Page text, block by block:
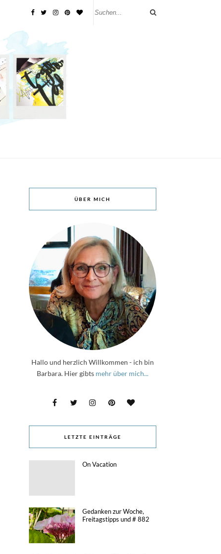
ÜBER MICH
Hallo und herzlich Willkommen - ich bin
Barbara. Hier gibts mehr über mich...
LETZTE EINTRÄGE
On Vacation
Gedanken zur Woche,
Freitagstipps und # 882